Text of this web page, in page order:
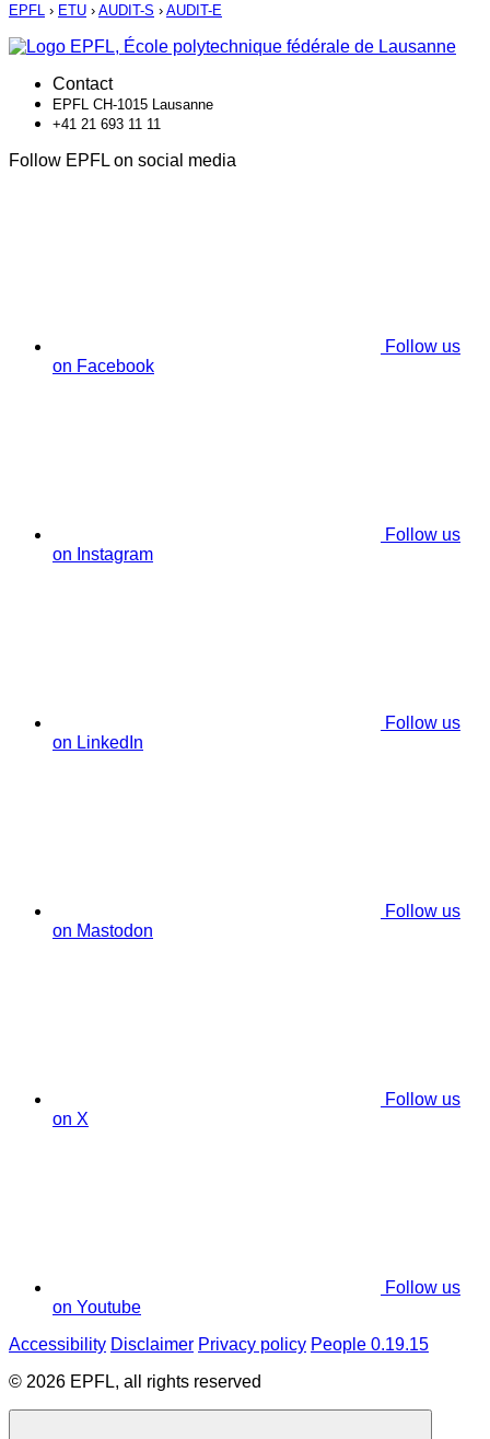
EPFL › ETU › AUDIT-S › AUDIT-E
Contact
EPFL CH-1015 Lausanne
+41 21 693 11 11
Follow EPFL on social media
Follow us
on Facebook
Follow us
on Instagram
Follow us
on LinkedIn
Follow us
on Mastodon
Follow us
on X
Follow us
on Youtube
Accessibility Disclaimer Privacy policy People 0.19.15
© 2026 EPFL, all rights reserved